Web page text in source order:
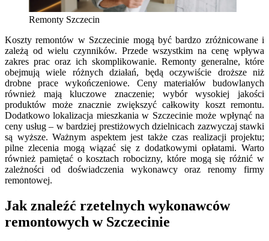
Remonty Szczecin
Koszty remontów w Szczecinie mogą być bardzo zróżnicowane i
zależą od wielu czynników. Przede wszystkim na cenę wpływa
zakres prac oraz ich skomplikowanie. Remonty generalne, które
obejmują wiele różnych działań, będą oczywiście droższe niż
drobne prace wykończeniowe. Ceny materiałów budowlanych
również mają kluczowe znaczenie; wybór wysokiej jakości
produktów może znacznie zwiększyć całkowity koszt remontu.
Dodatkowo lokalizacja mieszkania w Szczecinie może wpłynąć na
ceny usług – w bardziej prestiżowych dzielnicach zazwyczaj stawki
są wyższe. Ważnym aspektem jest także czas realizacji projektu;
pilne zlecenia mogą wiązać się z dodatkowymi opłatami. Warto
również pamiętać o kosztach robocizny, które mogą się różnić w
zależności od doświadczenia wykonawcy oraz renomy firmy
remontowej.
Jak znaleźć rzetelnych wykonawców
remontowych w Szczecinie